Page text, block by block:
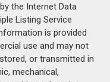
the Internet Data
Listing Service
is provided
use and may not
or transmitted in
mechanical,